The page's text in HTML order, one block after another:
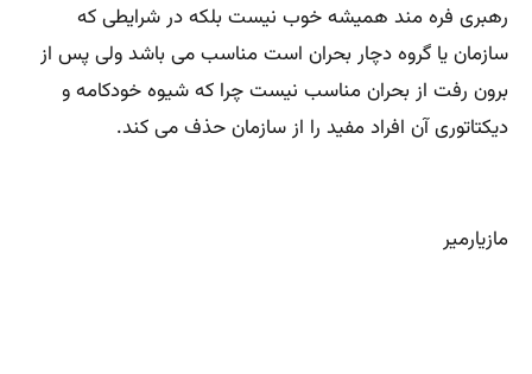
رهبری فره مند همیشه خوب نیست بلکه در شرایطی که
سازمان یا گروه دچار بحران است مناسب می باشد ولی پس از
برون رفت از بحران مناسب نیست چرا که شیوه خودکامه و
دیکتاتوری آن افراد مفید را از سازمان حذف می کند.
مازیارمیر